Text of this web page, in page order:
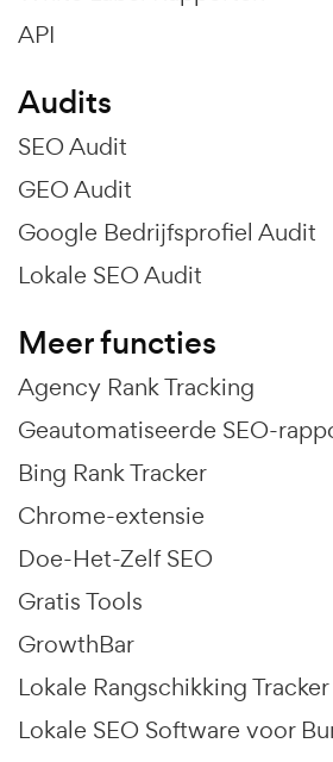
API
Audits
SEO Audit
GEO Audit
Google Bedrijfsprofiel Audit
Lokale SEO Audit
Meer functies
Agency Rank Tracking
Geautomatiseerde SEO-
Bing Rank Tracker
Chrome-extensie
Doe-Het-Zelf SEO
Gratis Tools
GrowthBar
Lokale Rangschikking Tracker
Lokale SEO Software voor